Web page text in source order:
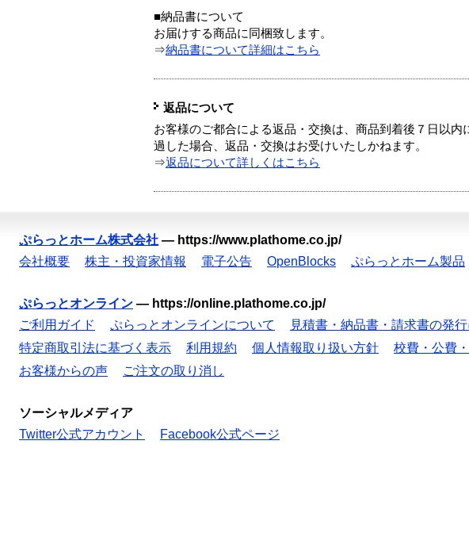
■納品書について
お届けする商品に同梱致します。
⇒納品書について詳細はこちら
返品について
お客様のご都合による返品・交換は、商品到着後７日以
過した場合、返品・交換はお受けいたしかねます。
⇒返品について詳しくはこちら
ぷらっとホーム株式会社 — https://www.plathome.co.jp/
会社概要
株主・投資家情報 電子公告 OpenBlocks ぷらっとホーム製品
ぷらっとオンライン — https://online.plathome.co.jp/
ご利用ガイド
ぷらっとオンラインについて 見積書・納品書・請求書の発
特定商取引法に基づく表示
利用規約 個人情報取り扱い方針 校費・公費
お客様からの声
ご注文の取り消し
ソーシャルメディア
Twitter公式アカウント
Facebook公式ページ